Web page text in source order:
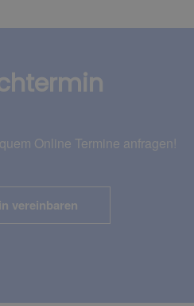
Online Termine anfragen!
vereinbaren